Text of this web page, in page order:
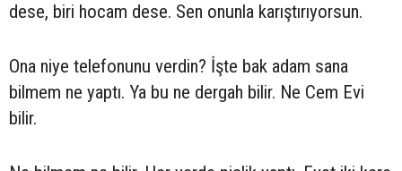
dese, biri hocam dese. Sen onunla karıştırıyorsun.
Ona niye telefonunu verdin? İşte bak adam sana
bilmem ne yaptı. Ya bu ne dergah bilir. Ne Cem Evi
bilir.